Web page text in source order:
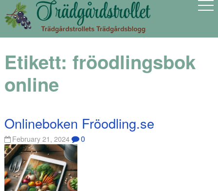
Etikett: fröodlingsbok
online
Onlineboken Fröodling.se
February 21, 2024 0